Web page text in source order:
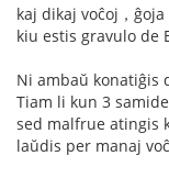
kaj dikaj voĉoj，
kiu estis gravulo de
Ni ambaŭ konatiĝis
Tiam li kun 3
sed malfrue atingis
laŭdis per manaj